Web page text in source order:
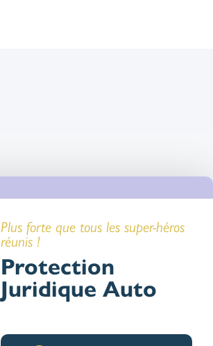
Plus forte que tous les super-héros
réunis !
Protection
Juridique Auto